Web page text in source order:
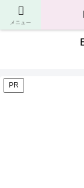
生き
PR
メニュー